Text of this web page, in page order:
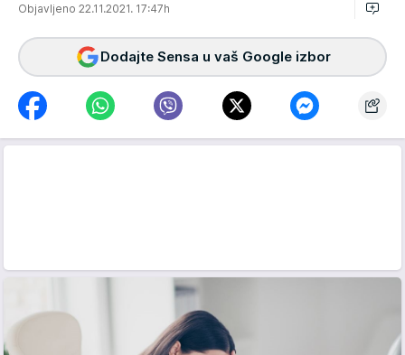
Objavljeno 22.11.2021. 17:47h
Dodajte Sensa u vaš Google izbor